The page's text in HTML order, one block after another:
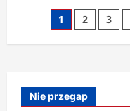
o
z
wpisów
1 2 3
Nie przegap